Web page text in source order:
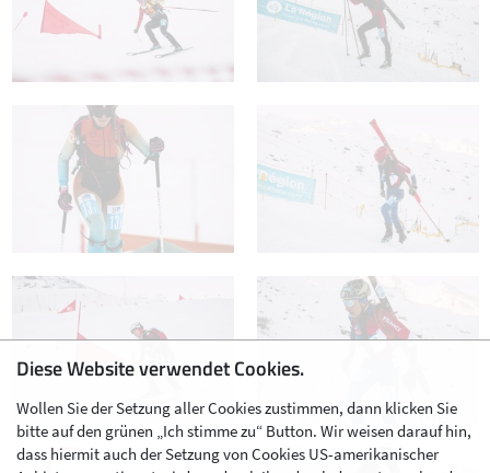
Diese Website verwendet Cookies.
Wollen Sie der Setzung aller Cookies zustimmen, dann klicken Sie
bitte auf den grünen „Ich stimme zu“ Button. Wir weisen darauf hin,
dass hiermit auch der Setzung von Cookies US-amerikanischer